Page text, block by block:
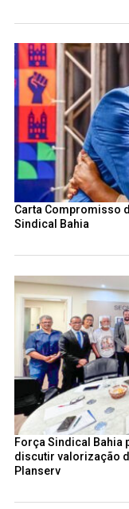
Carta Compromisso
Sindical Bahia
Força Sindical Bahia
discutir valorização
Planserv